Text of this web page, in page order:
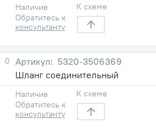
Наличие
Обратитесь к
консультанту
К схеме
0
5320-3506369
Шланг соединительный
Наличие
Обратитесь к
консультанту
К схеме